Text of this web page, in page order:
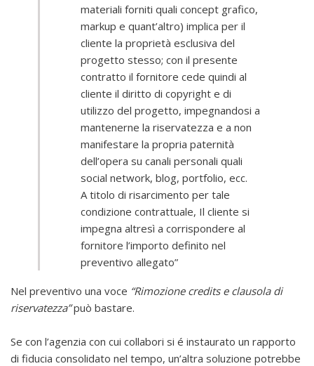
materiali forniti quali concept grafico,
markup e quant’altro) implica per il
cliente la proprietà esclusiva del
progetto stesso; con il presente
contratto il fornitore cede quindi al
cliente il diritto di copyright e di
utilizzo del progetto, impegnandosi a
mantenerne la riservatezza e a non
manifestare la propria paternità
dell’opera su canali personali quali
social network, blog, portfolio, ecc.
A titolo di risarcimento per tale
condizione contrattuale, Il cliente si
impegna altresì a corrispondere al
fornitore l’importo definito nel
preventivo allegato”
Nel preventivo una voce “Rimozione credits e clausola di
riservatezza”può bastare.
Se con l’agenzia con cui collabori si é instaurato un rapporto
di fiducia consolidato nel tempo, un’altra soluzione potrebbe